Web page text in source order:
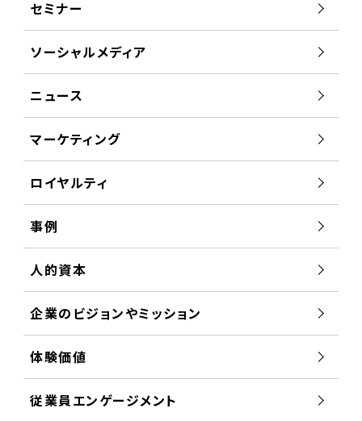
セミナー
ソーシャルメディア
ニュース
マーケティング
ロイヤルティ
事例
人的資本
企業のビジョンやミッション
体験価値
従業員エンゲージメント